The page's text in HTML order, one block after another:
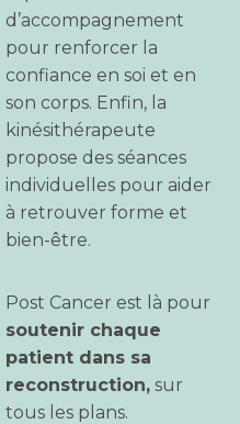
d’accompagnement
pour renforcer la
confiance en soi et en
son corps. Enfin, la
kinésithérapeute
propose des séances
individuelles pour aider
à retrouver forme et
bien-être.
Post Cancer est là pour
soutenir chaque
patient dans sa
reconstruction, sur
tous les plans.